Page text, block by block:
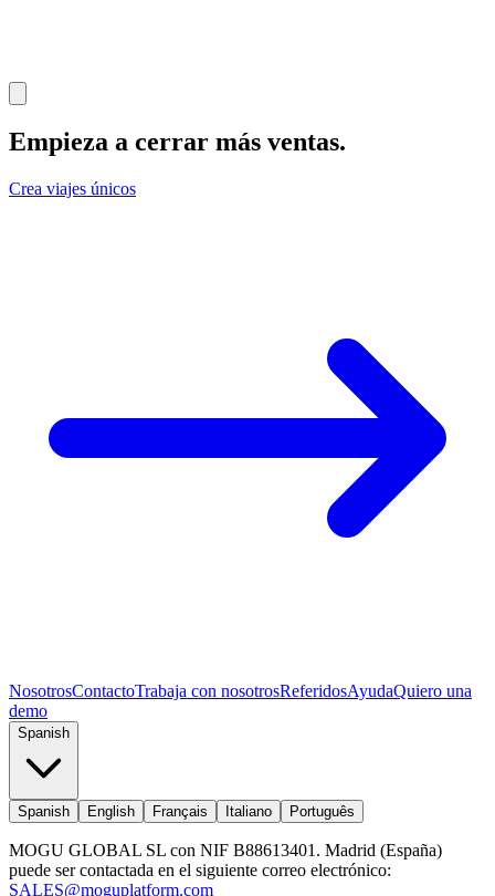
Empieza a cerrar más ventas.
Crea viajes únicos
NosotrosContactoTrabaja con nosotrosReferidosAyudaQuiero una
demo
Spanish
Spanish English Français Italiano Português
MOGU GLOBAL SL con NIF B88613401. Madrid (España)
puede ser contactada en el siguiente correo electrónico:
SALES@moguplatform.com